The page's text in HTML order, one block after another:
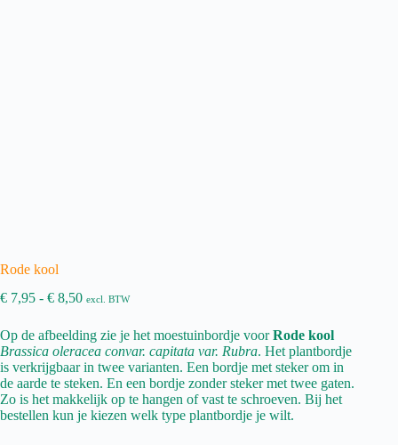
Rode kool
€ 7,95 - € 8,50Prijsklasse:
tot
€ 8,50
excl. BTW
Op de afbeelding zie je het moestuinbordje voorRode kool
Brassica oleracea convar. capitata var. Rubra. Het plantbordje
is verkrijgbaar in twee varianten. Een bordje met steker om in
de aarde te steken. En een bordje zonder steker met twee gaten.
Zo is het makkelijk op te hangen of vast te schroeven. Bij het
bestellen kun je kiezen welk type plantbordje je wilt.